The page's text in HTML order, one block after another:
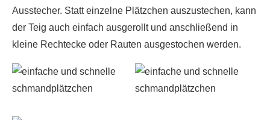
Ausstecher. Statt einzelne Plätzchen auszustechen, kann
der Teig auch einfach ausgerollt und anschließend in
kleine Rechtecke oder Rauten ausgestochen werden.